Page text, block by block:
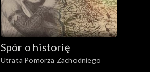
Spór o historię
Utrata Pomorza Zachodniego